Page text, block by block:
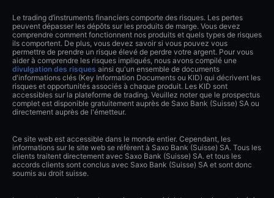
Le trading d’instruments financiers comporte des risques. Les pertes
peuvent dépasser les dépôts sur les produits de marge. Vous devez
comprendre comment fonctionnent nos produits et quels types de risques
ils comportent. De plus, vous devez savoir si vous pouvez vous
permettre de prendre un risque élevé de perdre votre argent. Pour vous
aider à comprendre les risques impliqués, nous avons compilé une
divulgation des risques ainsi qu'un ensemble de documents
d'informations clés (Key Information Documents ou KID) qui décrivent les
risques et opportunités associés à chaque produit. Les KID sont
accessibles sur la plateforme de trading. Veuillez noter que le prospectus
complet est disponible gratuitement auprès de Saxo Bank (Suisse) SA ou
directement auprès de l'émetteur.
Ce site web est accessible dans le monde entier. Cependant, les
informations sur le site web se réfèrent à Saxo Bank (Suisse) SA. Tous les
clients traitent directement avec Saxo Bank (Suisse) SA. et tous les
accords clients sont conclus avec Saxo Bank (Suisse) SA et sont donc
soumis au droit suisse.